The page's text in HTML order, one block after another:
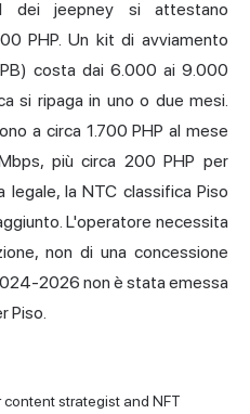
dei jeepney si attestano
PHP. Un kit di avviamento
costa dai 6.000 ai 9.000
si ripaga in uno o due mesi.
a circa 1.700 PHP al mese
più circa 200 PHP per
la NTC classifica Piso
L'operatore necessita
non di una concessione
2026 non è stata emessa
Piso.
strategist and NFT